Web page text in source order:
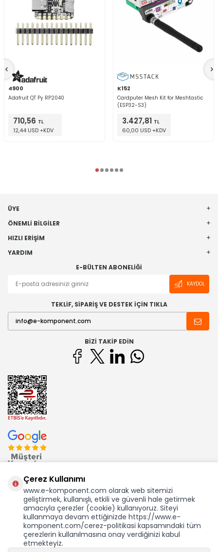
KDV Dahil Birim Fiyat
4900
Adafruit QT Py RP2040
710,56 TL
12,44 USD +KDV
K152
Cardputer Mesh Kit for Meshtastic
(ESP32-S3)
3.427,81 TL
60,00 USD +KDV
ÜYE
ÖNEMLI BILGILER
HIZLI ERIŞIM
YARDIM
E-BÜLTEN ABONELIĞI
KAYDOL
TEKLİF, SİPARİŞ VE DESTEK İÇİN TIKLA
BIZI TAKIP EDIN
Ekom Elk. Elektronik San. ve Tic. A.Ş.'nin Tescilli Bir Markasıdır
Çerez Kullanımı
www.e-komponent.com olarak web sitemizi
geliştirmek, kullanışlı, etkili ve güvenli hale getirmek
amacıyla çerezler (cookie) kullanıyoruz. Siteyi
kullanmaya devam ettiğinizde https://www.e-
komponent.com/cerez-politikasi kapsamındaki tüm
çerezlerin kullanılmasına onay verdiğinizi kabul
etmekteyiz.